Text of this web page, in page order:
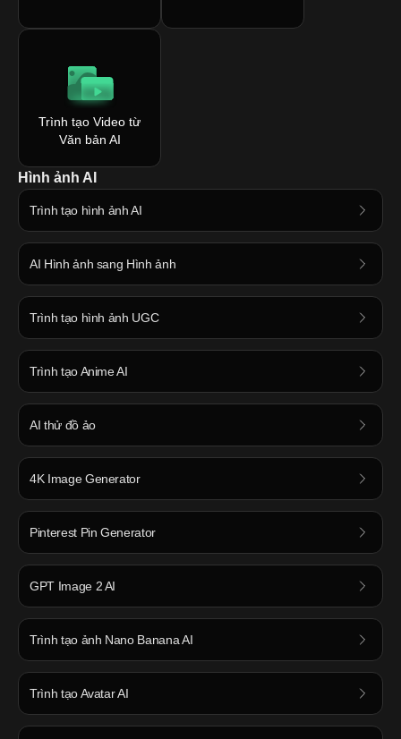
Trình tạo Video từ
Văn bản AI
Hình ảnh AI
Trình tạo hình ảnh AI
AI Hình ảnh sang Hình ảnh
Trình tạo hình ảnh UGC
Trình tạo Anime AI
AI thử đồ ảo
4K Image Generator
Pinterest Pin Generator
GPT Image 2 AI
Trình tạo ảnh Nano Banana AI
Trình tạo Avatar AI